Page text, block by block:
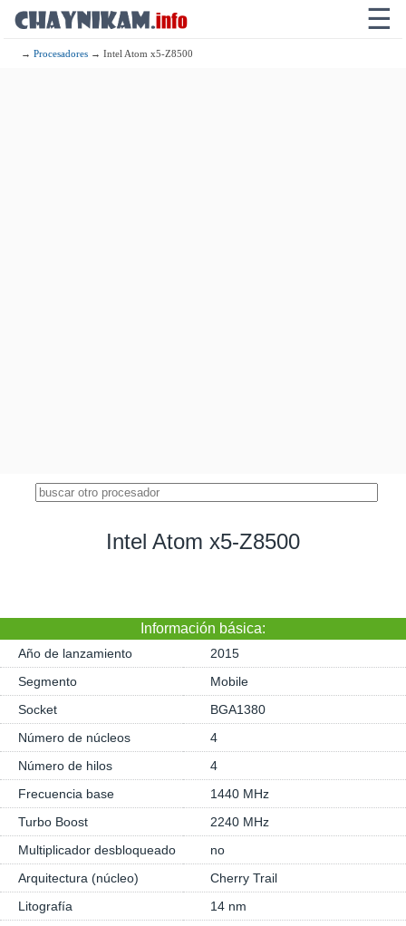
☰
→Procesadores → Intel Atom x5-Z8500
Intel Atom x5-Z8500
Información básica:
Año de lanzamiento
2015
Segmento
Mobile
Socket
BGA1380
Número de núcleos
4
Número de hilos
4
Frecuencia base
1440 MHz
Turbo Boost
2240 MHz
Multiplicador desbloqueado
no
Arquitectura (núcleo)
Cherry Trail
Litografía
14 nm